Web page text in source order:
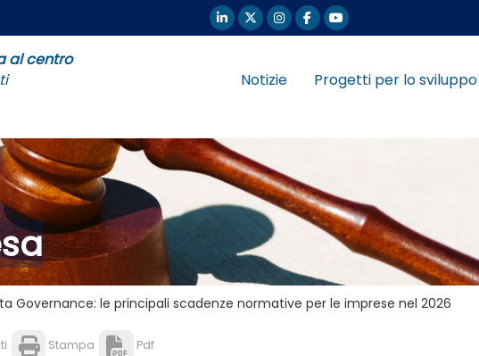
al centro
Notizie Progetti per lo sviluppo
Governance: le principali scadenze normative per le imprese nel 2026
Stampa Pdf